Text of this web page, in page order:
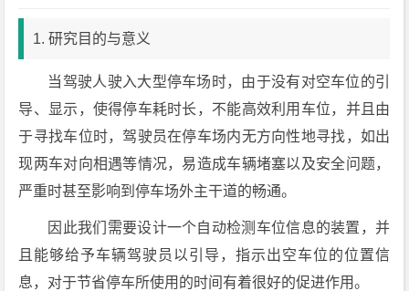
1. 研究目的与意义
当驾驶人驶入大型停车场时，由于没有对空车位的引
导、显示，使得停车耗时长，不能高效利用车位，并且由
于寻找车位时，驾驶员在停车场内无方向性地寻找，如出
现两车对向相遇等情况，易造成车辆堵塞以及安全问题，
严重时甚至影响到停车场外主干道的畅通。
因此我们需要设计一个自动检测车位信息的装置，并
且能够给予车辆驾驶员以引导，指示出空车位的位置信
息，对于节省停车所使用的时间有着很好的促进作用。